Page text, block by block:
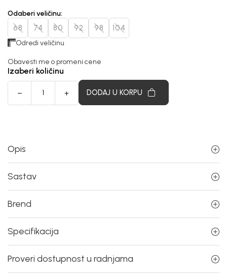
Odaberi veličinu:
68 74 80 92 98 104
Odredi veličinu
Obavesti me o promeni cene
Izaberi količinu
DODAJ U KORPU
Opis
Sastav
Brend
Specifikacija
Proveri dostupnost u radnjama